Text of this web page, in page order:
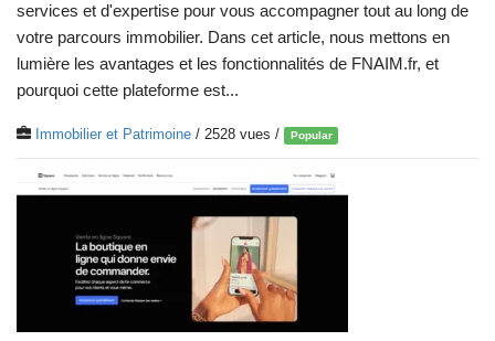
services et d'expertise pour vous accompagner tout au long de
votre parcours immobilier. Dans cet article, nous mettons en
lumière les avantages et les fonctionnalités de FNAIM.fr, et
pourquoi cette plateforme est...
Immobilier et Patrimoine / 2528 vues / Popular